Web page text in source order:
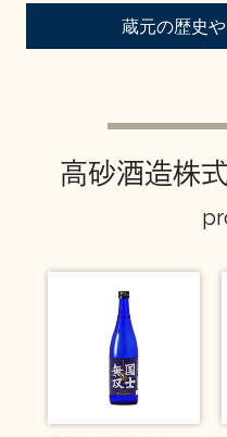
蔵元の歴史
高砂酒造株